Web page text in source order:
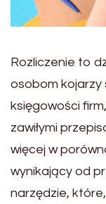
Rozliczenie to
osobom kojarzy
księgowości
zawiłymi
więcej w
wynikający od
narzędzie,